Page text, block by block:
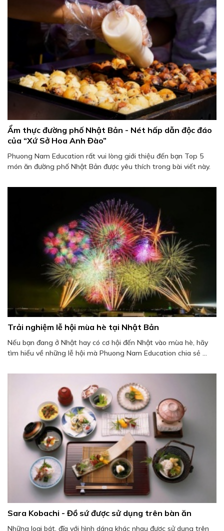
Ẩm thực đường phố Nhật Bản - Nét hấp dẫn độc đáo
của “Xứ Sở Hoa Anh Đào”
Phuong Nam Education rất vui lòng giới thiệu đến bạn Top 5
món ăn đường phố Nhật Bản được yêu thích trong bài viết này.
Trải nghiệm lễ hội mùa hè tại Nhật Bản
Nếu bạn đang ở Nhật hay có cơ hội đến Nhật vào mùa hè, hãy
tìm hiểu về những lễ hội mà Phuong Nam Education chia sẻ ...
Sara Kobachi - Đồ sứ được sử dụng trên bàn ăn
Những loại bát, đĩa với hình dáng khác nhau được sử dụng trên